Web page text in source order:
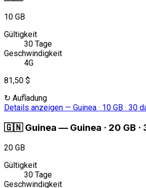
10 GB
Gültigkeit
30 Tage
Geschwindigkeit
4G
81,50 $
↻ Aufladung
Details anzeigen — Guinea · 10 GB · 30
🇬🇳 Guinea — Guinea · 20 GB
20 GB
Gültigkeit
30 Tage
Geschwindigkeit